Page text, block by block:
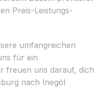
Preis-Leistungs-
umfangreichen
für ein
freuen uns darauf, dich
nach Inegöl